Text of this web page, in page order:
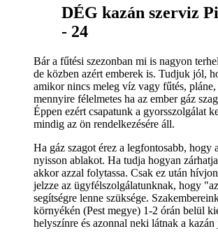
DÉG kazán szerviz
- 24
Bár a fűtési szezonban mi is nagyon
de közben azért emberek is. Tudjuk jól,
amikor nincs meleg víz vagy fűtés,
mennyire félelmetes ha az ember gáz
Éppen ezért csapatunk a gyorsszolgálat
mindig az ön rendelkezésére áll.
Ha gáz szagot érez a legfontosabb, hogy
nyisson ablakot. Ha tudja hogyan
akkor azzal folytassa. Csak ez után
jelzze az ügyfélszolgálatunknak, hogy
segítségre lenne szüksége.
környékén (Pest megye) 1-2 órán belül
helyszínre és azonnal neki látnak a kazán